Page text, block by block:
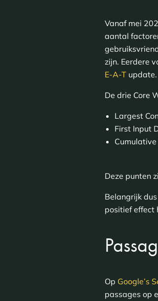
Vanaf mei
aantal
zijn. Eerdere
E-A-Tupdate.
De drie Core
Largest
First Input
Deze punten
Belangrijk
positief effect
Op Google’s
passages op